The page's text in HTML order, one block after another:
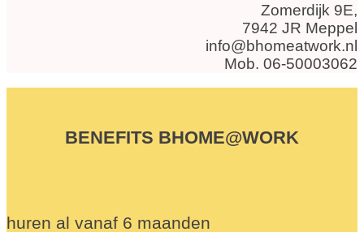
Zomerdijk 9E,
7942 JR Meppel
info@bhomeatwork.nl
Mob. 06-50003062
BENEFITS BHOME@WORK
huren al vanaf 6 maanden